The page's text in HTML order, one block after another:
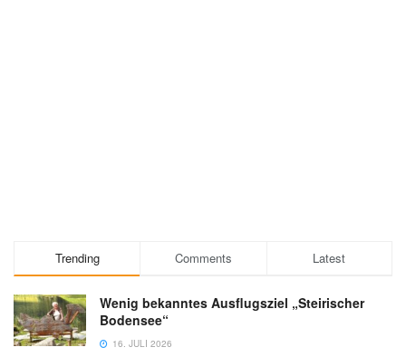
Trending Comments Latest
Wenig bekanntes Ausflugsziel „Steirischer
Bodensee“
16. JULI 2026